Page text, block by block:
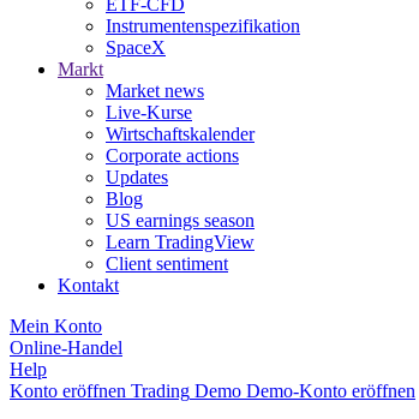
Instrumentenspezifikation
SpaceX
Markt
Market news
Live-Kurse
Wirtschaftskalender
Corporate actions
Updates
Blog
US earnings season
Learn TradingView
Client sentiment
Kontakt
Mein Konto
Online-Handel
Help
Konto eröffnen Trading Demo Demo-Konto eröffnen